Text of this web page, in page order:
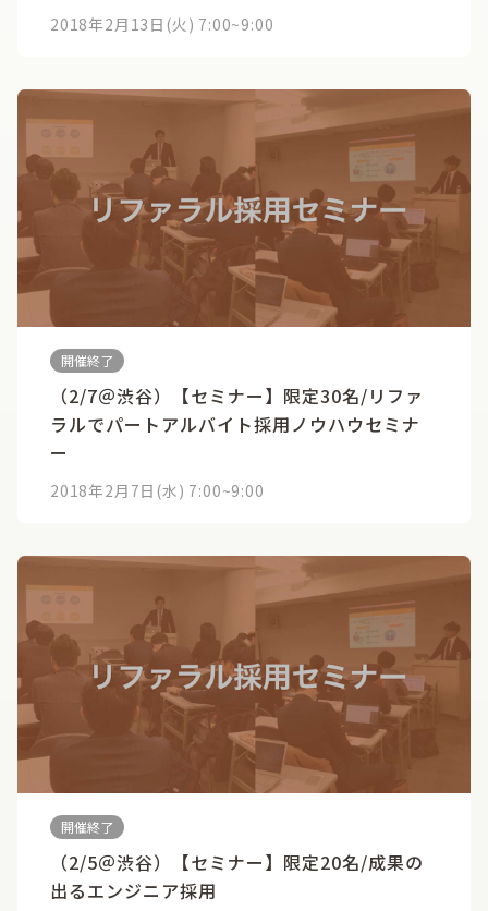
2018年2月13日(火) 7:00~9:00
開催終了
（2/7＠渋谷）【セミナー】限定30名/リファ
ラルでパートアルバイト採用ノウハウセミナ
ー
2018年2月7日(水) 7:00~9:00
開催終了
（2/5＠渋谷）【セミナー】限定20名/成果の
出るエンジニア採用